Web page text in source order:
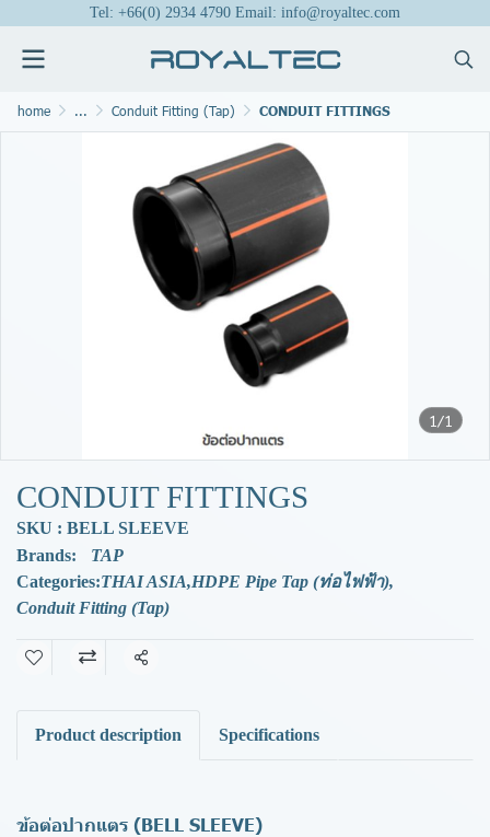
Tel: +66(0) 2934 4790 Email: info@royaltec.com
home ... Conduit Fitting (Tap) CONDUIT FITTINGS
1/1
CONDUIT FITTINGS
SKU : BELL SLEEVE
Brands:
TAP
Categories:THAI ASIA,HDPE Pipe Tap (ท่อไฟฟ้า),
Conduit Fitting (Tap)
Share
Product description Specifications
ข้อต่อปากแตร (BELL SLEEVE)